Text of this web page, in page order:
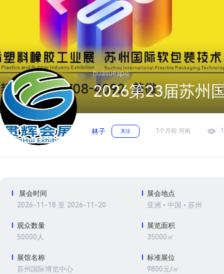
huasuexpo
2026第23届苏州
林子 关注 1个月前 河南
展会时间
2026-11-18 至 2026-11-20
展会地点
亚洲 • 中国 • 苏州
观众数量
50000人
展览面积
35000㎡
展馆名称
苏州国际博览中心
标准展位
9800元/㎡